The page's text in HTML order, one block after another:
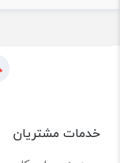
خدمات مشتریان